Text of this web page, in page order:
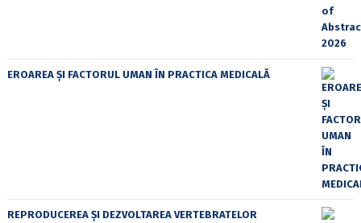
EROAREA ȘI FACTORUL UMAN ÎN PRACTICA MEDICALĂ
REPRODUCEREA ȘI DEZVOLTAREA VERTEBRATELOR